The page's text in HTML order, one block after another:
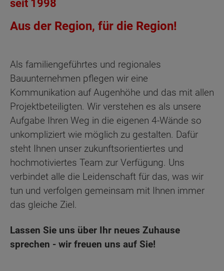
seit 1998
Aus der Region, für die Region!
Als familiengeführtes und regionales
Bauunternehmen pflegen wir eine
Kommunikation auf Augenhöhe und das mit allen
Projektbeteiligten. Wir verstehen es als unsere
Aufgabe Ihren Weg in die eigenen 4-Wände so
unkompliziert wie möglich zu gestalten. Dafür
steht Ihnen unser zukunftsorientiertes und
hochmotiviertes Team zur Verfügung. Uns
verbindet alle die Leidenschaft für das, was wir
tun und verfolgen gemeinsam mit Ihnen immer
das gleiche Ziel.
Lassen Sie uns über Ihr neues Zuhause
sprechen - wir freuen uns auf Sie!